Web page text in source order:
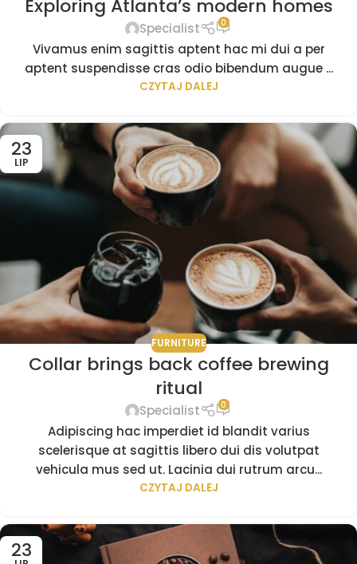
Exploring Atlanta’s modern homes
Specialist 0
Vivamus enim sagittis aptent hac mi dui a per
aptent suspendisse cras odio bibendum augue ...
CZYTAJ DALEJ
23
LIP
FURNITURE
Collar brings back coffee brewing
ritual
Specialist 0
Adipiscing hac imperdiet id blandit varius
scelerisque at sagittis libero dui dis volutpat
vehicula mus sed ut. Lacinia dui rutrum arcu...
CZYTAJ DALEJ
23